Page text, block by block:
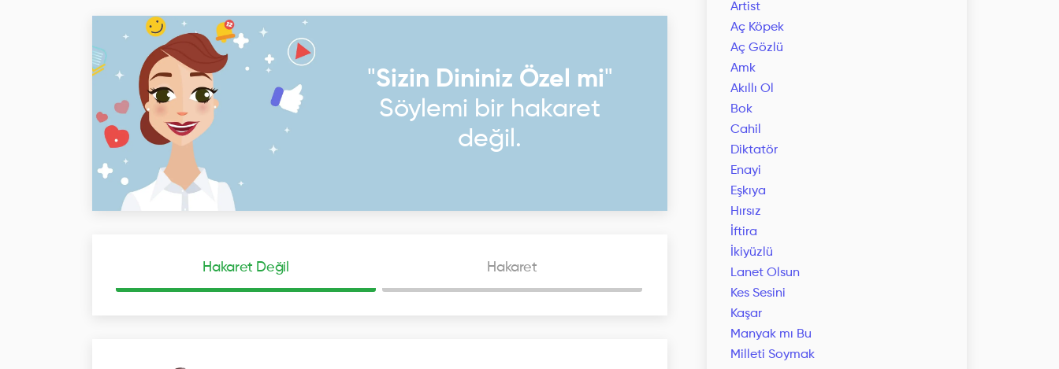
"Sizin Dininiz Özel mi"
Söylemi bir hakaret
değil.
Hakaret Değil Hakaret
Artist
Aç Köpek
Aç Gözlü
Amk
Akıllı Ol
Bok
Cahil
Diktatör
Enayi
Eşkıya
Hırsız
İftira
İkiyüzlü
Lanet Olsun
Kes Sesini
Kaşar
Manyak mı Bu
Milleti Soymak